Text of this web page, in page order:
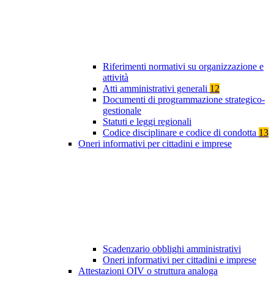
Riferimenti normativi su organizzazione e
attività
Atti amministrativi generali 12
Documenti di programmazione strategico-
gestionale
Statuti e leggi regionali
Codice disciplinare e codice di condotta 13
Oneri informativi per cittadini e imprese
Scadenzario obblighi amministrativi
Oneri informativi per cittadini e imprese
Attestazioni OIV o struttura analoga